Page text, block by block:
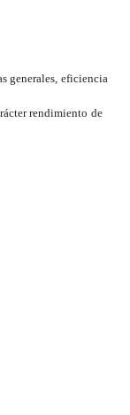
generales, eficiencia
rendimiento de